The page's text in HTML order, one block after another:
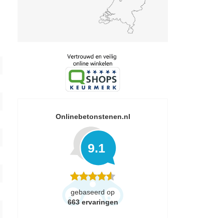
Onlinebetonstenen.nl
9.1
gebaseerd op
663 ervaringen